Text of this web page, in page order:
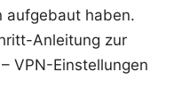
aufgebaut haben.
Anleitung zur
VPN-Einstellungen